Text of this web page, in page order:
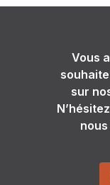
Vous
sur